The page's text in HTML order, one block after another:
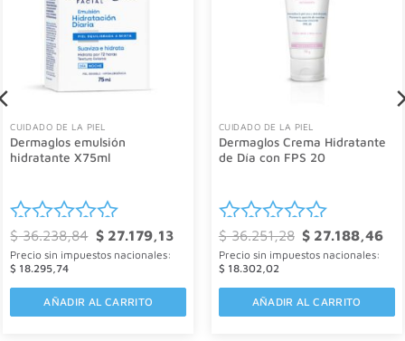
CUIDADO DE LA PIEL
Dermaglos emulsión
hidratante X75ml
Valorado
con
0
$36.238,84 El
precio
original
$27.179,13
Precio sin impuestos nacionales:
$ 18.295,74
AÑADIR AL CARRITO
CUIDADO DE LA PIEL
Dermaglos Crema Hidratante
de Día con FPS 20
Valorado
con
0
$36.251,28 El
precio
original
$27.188,46El
Precio sin impuestos nacionales:
$ 18.302,02
AÑADIR AL CARRITO